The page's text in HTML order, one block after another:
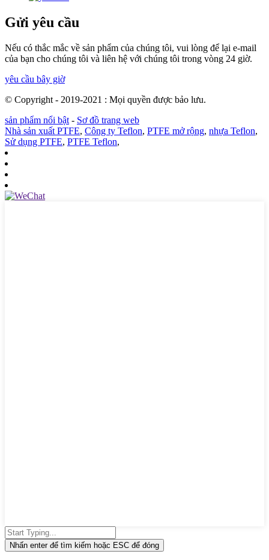
Gửi yêu cầu
Nếu có thắc mắc về sản phẩm của chúng tôi, vui lòng để lại e-mail
của bạn cho chúng tôi và liên hệ với chúng tôi trong vòng 24 giờ.
yêu cầu bây giờ
© Copyright - 2019-2021 : Mọi quyền được bảo lưu.
sản phẩm nổi bật - Sơ đồ trang web
Nhà sản xuất PTFE, Công ty Teflon, PTFE mở rộng, nhựa Teflon,
Sử dụng PTFE, PTFE Teflon,
Nhấn enter để tìm kiếm hoặc ESC để đóng